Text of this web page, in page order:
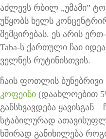
აძლევს რბილ „უმამი”
უწყობს ხელს
შემცირებას. ეს არის
Taba-ს ქართული ჩაი
ველნეს რუტინისთვის.
ჩაის ფოთლის ბუნებრივი
კოფეინი (დაახლოებით
განსხვავდება ყავისგან
სტაბილურად
ხშირად განიხილება